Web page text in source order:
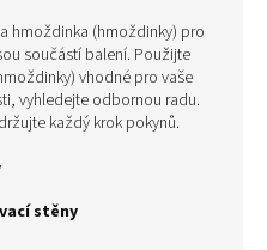
hmoždinka (hmoždinky) pro
součástí balení. Použijte
vhodné pro vaše
vyhledejte odbornou radu.
každý krok pokynů.
stěny